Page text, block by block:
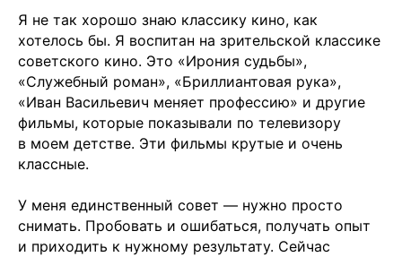
Я не так хорошо знаю классику кино, как
хотелось бы. Я воспитан на зрительской классике
советского кино. Это «Ирония судьбы»,
«Служебный роман», «Бриллиантовая рука»,
«Иван Васильевич меняет профессию» и другие
фильмы, которые показывали по телевизору
в моем детстве. Эти фильмы крутые и очень
классные.
У меня единственный совет — нужно просто
снимать. Пробовать и ошибаться, получать опыт
и приходить к нужному результату. Сейчас